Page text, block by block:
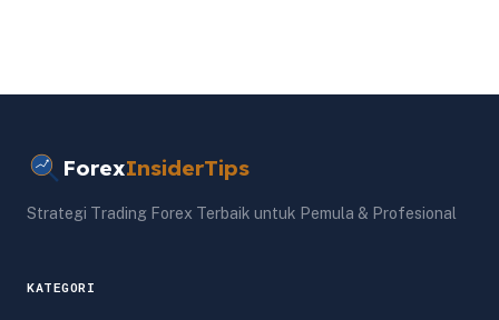
ForexInsiderTips
Strategi Trading Forex Terbaik untuk Pemula & Profesional
KATEGORI